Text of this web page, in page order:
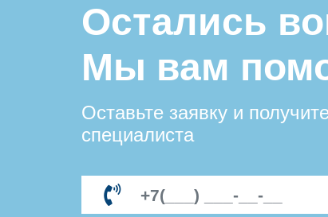
Остались
Мы вам
Оставьте заявку и
специалиста